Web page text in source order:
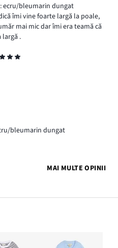
ecru/bleumarin dungat
îmi vine foarte largă la poale,
mai mic dar îmi era teamă că
largă .
bleumarin dungat
MAI MULTE OPINII